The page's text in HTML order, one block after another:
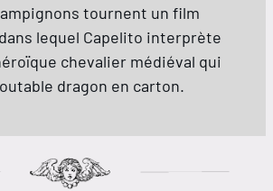
tournent un film
lequel Capelito interprète
chevalier médiéval qui
dragon en carton.